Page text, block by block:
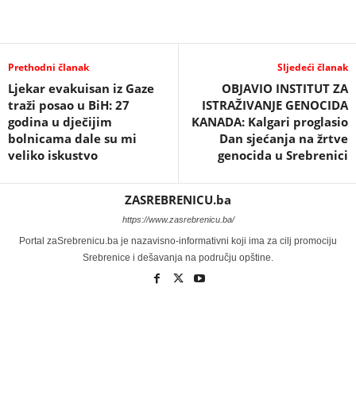
Prethodni članak
Ljekar evakuisan iz Gaze
traži posao u BiH: 27
godina u dječijim
bolnicama dale su mi
veliko iskustvo
Sljedeći članak
OBJAVIO INSTITUT ZA
ISTRAŽIVANJE GENOCIDA
KANADA: Kalgari proglasio
Dan sjećanja na žrtve
genocida u Srebrenici
ZASREBRENICU.ba
https://www.zasrebrenicu.ba/
Portal zaSrebrenicu.ba je nazavisno-informativni koji ima za cilj promociju
Srebrenice i dešavanja na području opštine.